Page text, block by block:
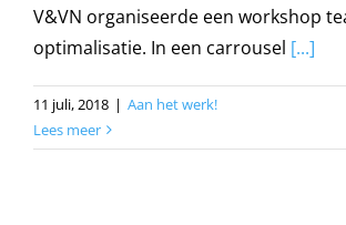
V&VN organiseerde een workshop
optimalisatie. In een carrousel [...]
11 juli, 2018 | Aan het werk!
Lees meer